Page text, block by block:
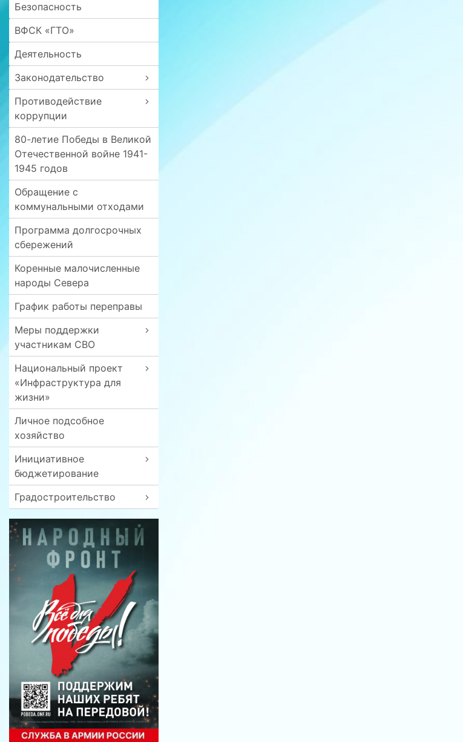
Безопасность
ВФСК «ГТО»
Деятельность
Законодательство
Противодействие
коррупции
80-летие Победы в Великой
Отечественной войне 1941-
1945 годов
Обращение с
коммунальными отходами
Программа долгосрочных
сбережений
Коренные малочисленные
народы Севера
График работы переправы
Меры поддержки
участникам СВО
Национальный проект
«Инфраструктура для
жизни»
Личное подсобное
хозяйство
Инициативное
бюджетирование
Градостроительство